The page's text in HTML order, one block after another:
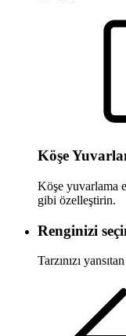
Köşe
Köşe yuvarlama
gibi özelleştirin.
Renginizi
Tarzınızı